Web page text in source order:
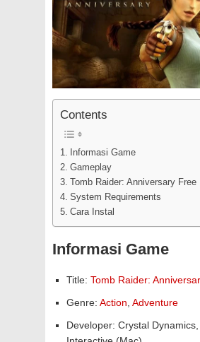
Contents
Informasi Game
Gameplay
Tomb Raider: Anniversary Free
System Requirements
Cara Instal
Informasi Game
Title: Tomb Raider:
Genre: Action Adventure
Developer: Crystal